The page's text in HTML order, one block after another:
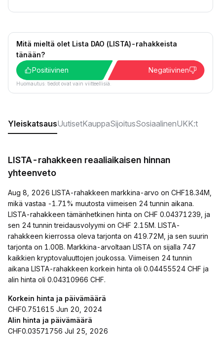
Mitä mieltä olet Lista DAO (LISTA)-rahakkeista
tänään?
Positiivinen
Negatiivinen
Huomautus: tiedot ovat vain viitteellisiä.
YleiskatsausUutisetKauppaSijoitusSosiaalinenUKK:t
LISTA-rahakkeen reaaliaikaisen hinnan
yhteenveto
Aug 8, 2026 LISTA-rahakkeen markkina-arvo on CHF18.34M,
mikä vastaa -1.71% muutosta viimeisen 24 tunnin aikana.
LISTA-rahakkeen tämänhetkinen hinta on CHF 0.04371239, ja
sen 24 tunnin treidausvolyymi on CHF 2.15M. LISTA-
rahakkeen kierrossa oleva tarjonta on 419.72M, ja sen suurin
tarjonta on 1.00B. Markkina-arvoltaan LISTA on sijalla 747
kaikkien kryptovaluuttojen joukossa. Viimeisen 24 tunnin
aikana LISTA-rahakkeen korkein hinta oli 0.04455524 CHF ja
alin hinta oli 0.04310966 CHF.
Korkein hinta ja päivämäärä
CHF0.751615 Jun 20, 2024
Alin hinta ja päivämäärä
CHF0.03571756 Jul 25, 2026